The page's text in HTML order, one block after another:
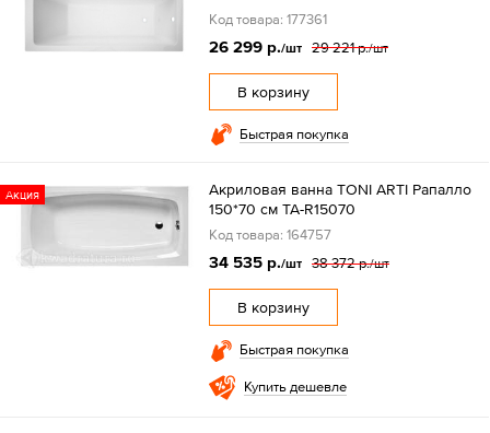
Код товара: 177361
26 299 р./шт 29 221 р./шт
В корзину
Быстрая покупка
Акция
Акриловая ванна TONI ARTI Рапалло
150*70 см TA-R15070
Код товара: 164757
34 535 р./шт 38 372 р./шт
В корзину
Быстрая покупка
Купить дешевле